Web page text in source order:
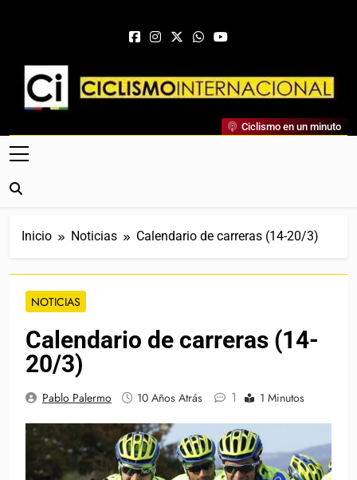
Ciclismo Internacional
Web Dedicada Al Ciclismo Mundial. Entrevistas, Análisis,
Crónicas, Previas Y Más. La Web Ciclista De Referencia.
Ciclismo en un minuto
Inicio Noticias Calendario de carreras (14-20/3)
NOTICIAS
Calendario de carreras (14-
20/3)
Pablo Palermo 10 Años Atrás 1 1 Minutos